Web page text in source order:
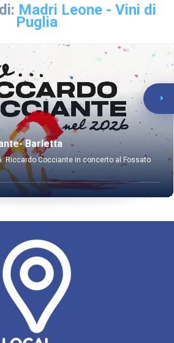
Madri Leone - Vini di
Puglia
Barletta
Riccardo Cocciante in concerto al Fossato